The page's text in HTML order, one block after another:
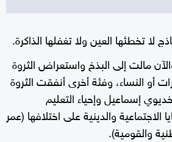
لا تخطئها العين ولا تغفلها الذاكرة.
مالت إلى البذخ واستعراض الثروة
أو النساء، وفئة أخرى أنفقت الثروة
إسماعيل وإحياء التعليم
والدينية على اختلافها (عمر
والقومية).